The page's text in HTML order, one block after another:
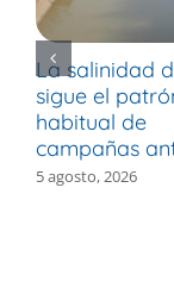
La salinidad
sigue el
habitual de
campañas
5 agosto, 2026